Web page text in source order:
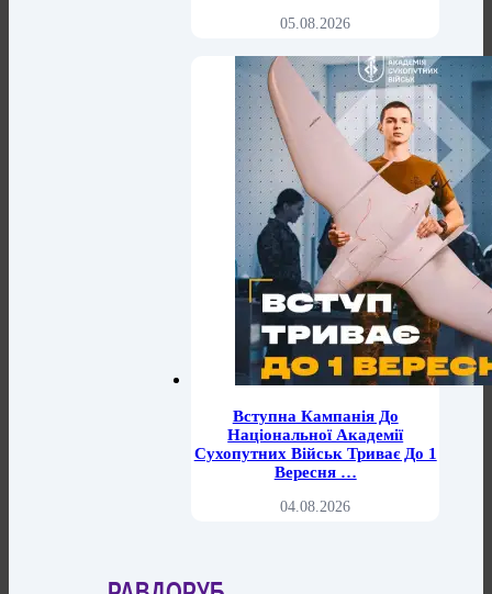
05.08.2026
Вступна Кампанія До
Національної Академії
Сухопутних Військ Триває До 1
Вересня …
04.08.2026